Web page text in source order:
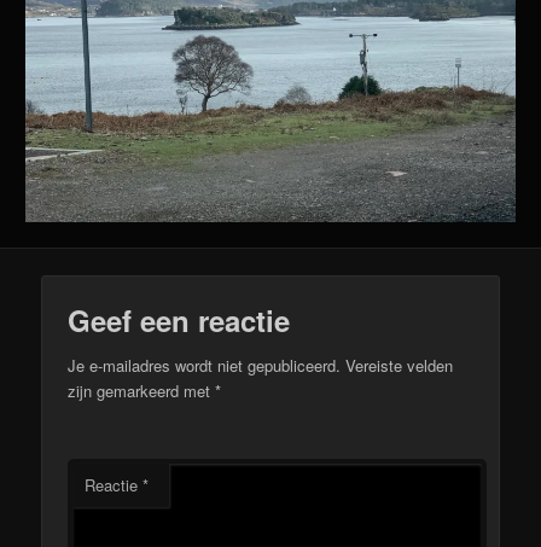
Geef een reactie
Je e-mailadres wordt niet gepubliceerd. Vereiste velden
zijn gemarkeerd met*
Reactie*